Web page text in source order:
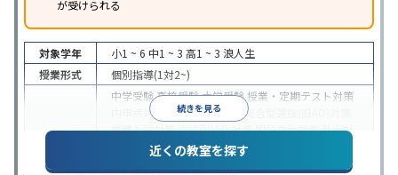
が受けられる
続きを見る
対象学年 小1 ~ 6 中1 ~ 3 高1 ~ 3 浪人生
授業形式
個別指導(1対2~)
中学受験高校受験大学受験 授業・定期テスト対策
内申点対策
学習習慣の定着
総合型選抜(旧AO)対策
推薦入試対策学校別特化対策国公立大対策私大対
共通テスト対策英検(英語検定)対策
その他
近くの教室を探す